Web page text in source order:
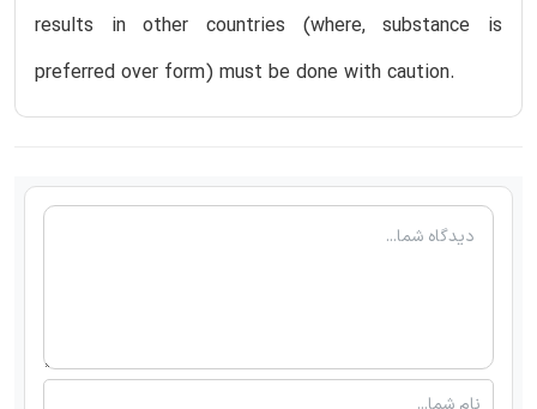
results in other countries (where, substance is
preferred over form) must be done with caution.